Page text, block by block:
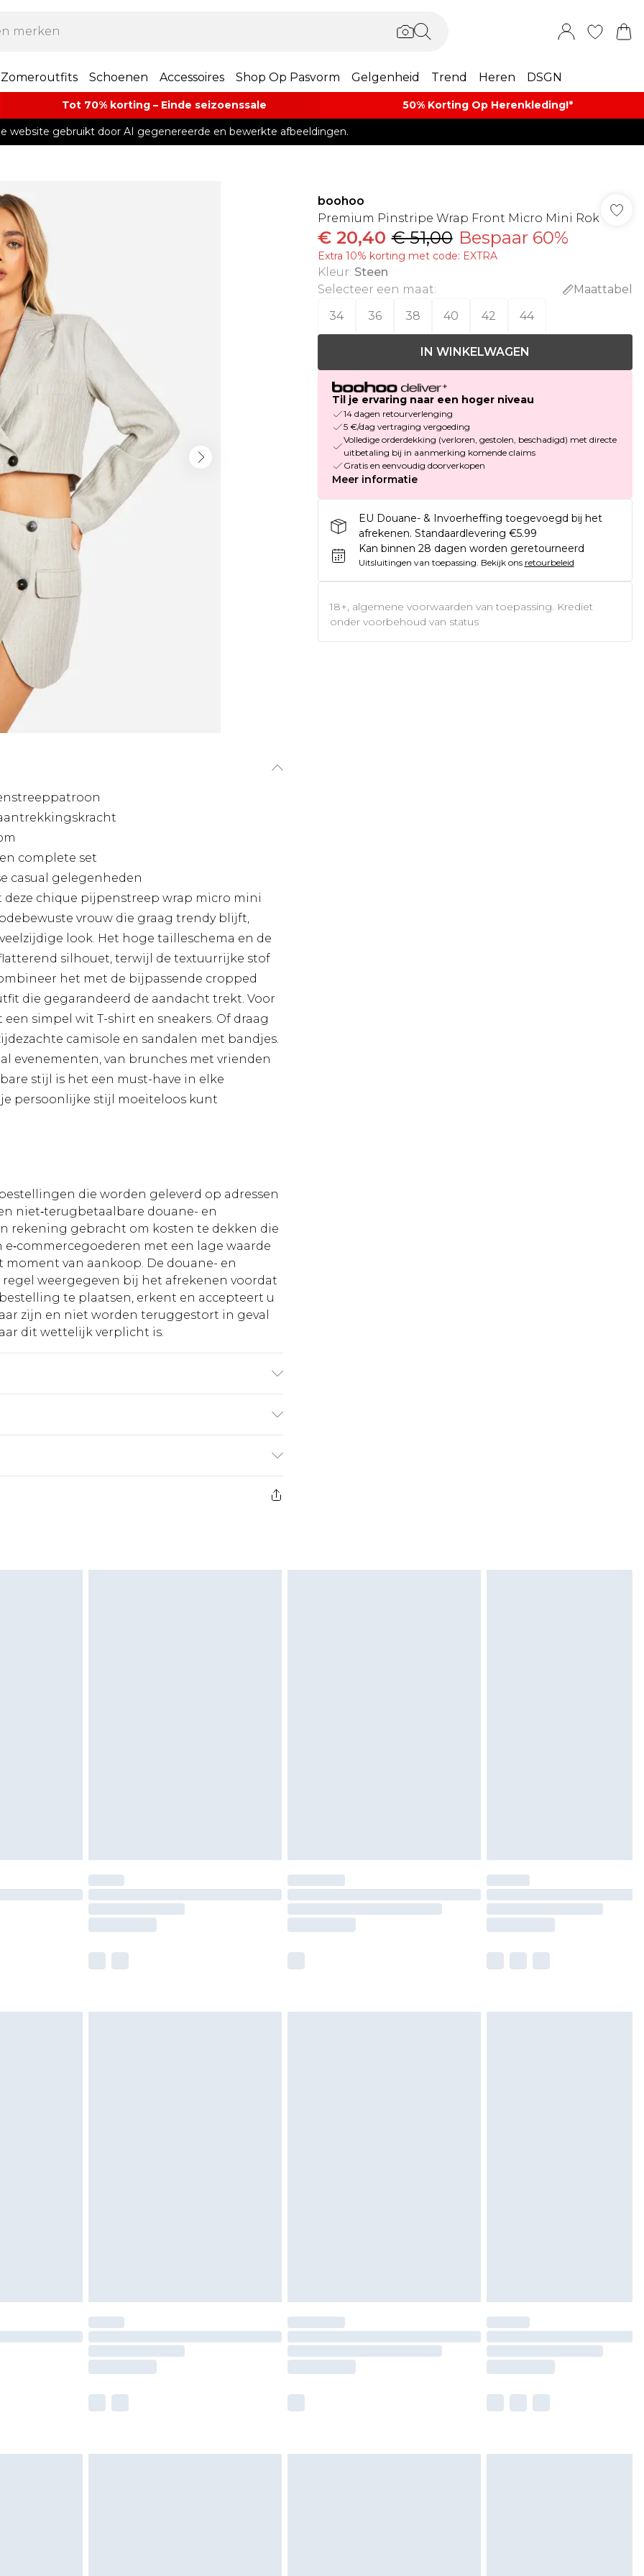
Zomeroutfits Schoenen Accessoires Shop Op Pasvorm Gelgenheid Trend Heren DSGN
Tot 70% korting – Einde seizoenssale 50% Korting Op Herenkleding​!*​
website gebruikt door AI gegenereerde en bewerkte afbeeldingen.
complete set
casual gelegenheden
chique pijpenstreep wrap micro mini
vrouw die graag trendy blijft,
look. Het hoge tailleschema en de
silhouet, terwijl de textuurrijke stof
het met de bijpassende cropped
die gegarandeerd de aandacht trekt. Voor
simpel wit T-shirt en sneakers. Of draag
camisole en sandalen met bandjes.
evenementen, van brunches met vrienden
stijl is het een must-have in elke
persoonlijke stijl moeiteloos kunt
die worden geleverd op adressen
niet‑terugbetaalbare douane- en
rekening gebracht om kosten te dekken die
met een lage waarde
van aankoop. De douane- en
weergegeven bij het afrekenen voordat
te plaatsen, erkent en accepteert u
zijn en niet worden teruggestort in geval
dit wettelijk verplicht is.
€5.99
€14.99
boohoo
Premium Pinstripe Wrap Front Micro Mini Rok
€ 20,40 € 51,00 Bespaar 60%
Extra 10% korting met code: EXTRA
Kleur: Steen
Selecteer een maat:
Maattabel
34
36 38 40 42 44
IN WINKELWAGEN
Til je ervaring naar een hoger niveau
14 dagen retourverlenging
5 €/dag vertraging vergoeding
Volledige orderdekking (verloren, gestolen, beschadigd) met directe
uitbetaling bij in aanmerking komende claims
Gratis en eenvoudig doorverkopen
Meer informatie
EU Douane- & Invoerheffing toegevoegd bij het
afrekenen. Standaardlevering €5.99
Kan binnen 28 dagen worden geretourneerd
Uitsluitingen van toepassing. Bekijk ons retourbeleid
18+, algemene voorwaarden van toepassing. Krediet
onder voorbehoud van status